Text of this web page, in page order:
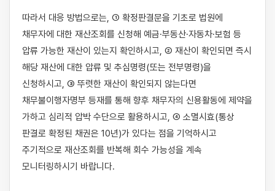
따라서 대응 방법으로는, ① 확정판결문을 기초로 법원에
채무자에 대한 재산조회를 신청해 예금·부동산·자동차·보험 등
압류 가능한 재산이 있는지 확인하시고, ② 재산이 확인되면 즉시
해당 재산에 대한 압류 및 추심명령(또는 전부명령)을
신청하시고, ③ 뚜렷한 재산이 확인되지 않는다면
채무불이행자명부 등재를 통해 향후 채무자의 신용활동에 제약을
가하고 심리적 압박 수단으로 활용하시고, ④ 소멸시효(통상
판결로 확정된 채권은 10년)가 있다는 점을 기억하시고
주기적으로 재산조회를 반복해 회수 가능성을 계속
모니터링하시기 바랍니다.